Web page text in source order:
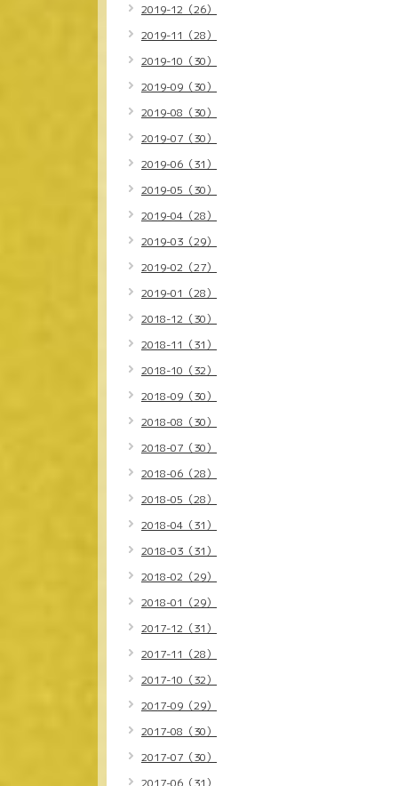
2019-12（26）
2019-11（28）
2019-10（30）
2019-09（30）
2019-08（30）
2019-07（30）
2019-06（31）
2019-05（30）
2019-04（28）
2019-03（29）
2019-02（27）
2019-01（28）
2018-12（30）
2018-11（31）
2018-10（32）
2018-09（30）
2018-08（30）
2018-07（30）
2018-06（28）
2018-05（28）
2018-04（31）
2018-03（31）
2018-02（29）
2018-01（29）
2017-12（31）
2017-11（28）
2017-10（32）
2017-09（29）
2017-08（30）
2017-07（30）
2017-06（31）